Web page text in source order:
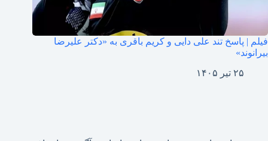
فیلم | پاسخ تند علی دایی و کریم باقری به «دکتر علیرضا
بیرانوند»
۲۵ تیر ۱۴۰۵